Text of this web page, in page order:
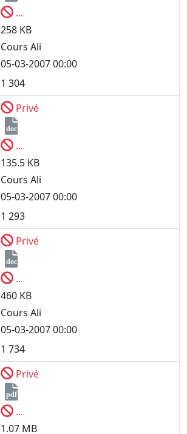
...
258 KB
Cours Ali
05-03-2007 00:00
1 304
Privé
doc
...
135.5 KB
Cours Ali
05-03-2007 00:00
1 293
Privé
doc
...
460 KB
Cours Ali
05-03-2007 00:00
1 734
Privé
pdf
...
1.07 MB